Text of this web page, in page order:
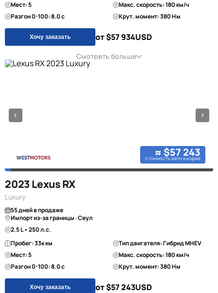
Мест: 5
Макс. скорость: 180 км/ч
Разгон 0-100: 8.0 с
Крут. момент: 380 Нм
Хочу заказать от $57 934USD
Смотреть больше
≈ $57 243
стоимость авто в корее
2023 Lexus RX
Luxury
55 дней в продаже
Импорт из-за границы · Сеул
2.5 L • 250 л.с.
Пробег: 33к км
Тип двигателя: Гибрид MHEV
Мест: 5
Макс. скорость: 180 км/ч
Разгон 0-100: 8.0 с
Крут. момент: 380 Нм
Хочу заказать от $57 243USD